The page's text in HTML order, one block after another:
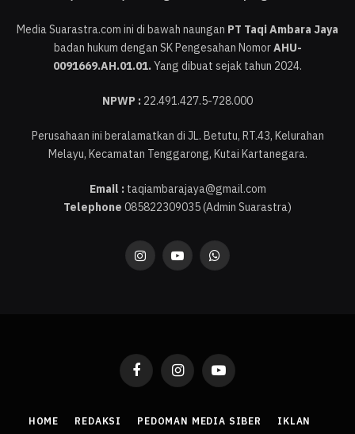
Media Suarastra.com ini di bawah naungan PT Taqi Ambara Jaya
badan hukum dengan SK Pengesahan NomorAHU-
0091669.AH.01.01.Yang dibuat sejak tahun 2024.
NPWP : 22.491.427.5-728.000
Perusahaan ini beralamatkan di JL. Betutu, RT.43, Kelurahan
Melayu, Kecamatan Tenggarong, Kutai Kartanegara.
Email :taqiambarajaya@gmail.com
Telephone 085822309035 (Admin Suarastra)
InstagramYouTubeWhatsApp
FacebookInstagramYouTube
HOME REDAKSI PEDOMAN MEDIA SIBER IKLAN